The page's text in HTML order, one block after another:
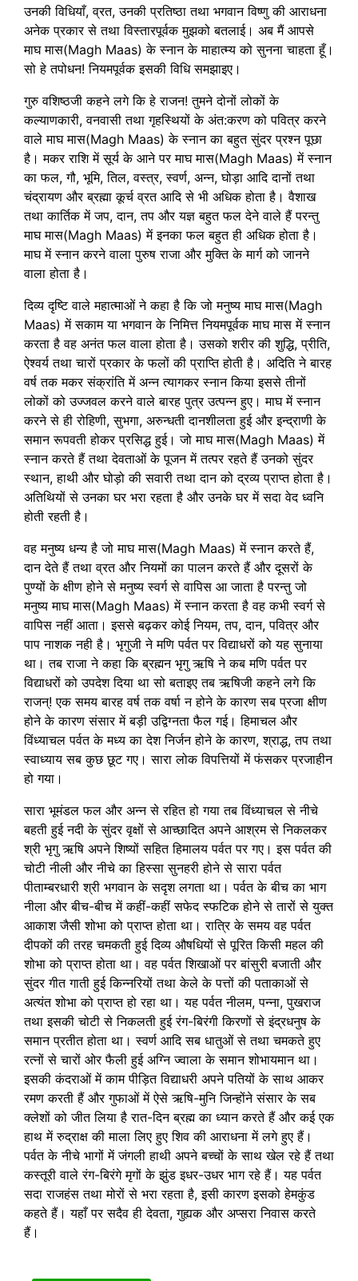
उनकी विधियाँ, व्रत, उनकी प्रतिष्ठा तथा भगवान विष्णु की आराधना
अनेक प्रकार से तथा विस्तारपूर्वक मुझको बतलाई। अब मैं आपसे
माघ मास(Magh Maas) के स्नान के माहात्म्य को सुनना चाहता हूँ।
सो हे तपोधन! नियमपूर्वक इसकी विधि समझाइए।
गुरु वशिष्ठजी कहने लगे कि हे राजन! तुमने दोनों लोकों के
कल्याणकारी, वनवासी तथा गृहस्थियों के अंत:करण को पवित्र करने
वाले माघ मास(Magh Maas) के स्नान का बहुत सुंदर प्रश्न पूछा
है। मकर राशि में सूर्य के आने पर माघ मास(Magh Maas) में स्नान
का फल, गौ, भूमि, तिल, वस्त्र, स्वर्ण, अन्न, घोड़ा आदि दानों तथा
चंद्रायण और ब्रह्मा कूर्च व्रत आदि से भी अधिक होता है। वैशाख
तथा कार्तिक में जप, दान, तप और यज्ञ बहुत फल देने वाले हैं परन्तु
माघ मास(Magh Maas) में इनका फल बहुत ही अधिक होता है।
माघ में स्नान करने वाला पुरुष राजा और मुक्ति के मार्ग को जानने
वाला होता है।
दिव्य दृष्टि वाले महात्माओं ने कहा है कि जो मनुष्य माघ मास(Magh
Maas) में सकाम या भगवान के निमित्त नियमपूर्वक माघ मास में स्नान
करता है वह अनंत फल वाला होता है। उसको शरीर की शुद्धि, प्रीति,
ऐश्वर्य तथा चारों प्रकार के फलों की प्राप्ति होती है। अदिति ने बारह
वर्ष तक मकर संक्रांति में अन्न त्यागकर स्नान किया इससे तीनों
लोकों को उज्जवल करने वाले बारह पुत्र उत्पन्न हुए। माघ में स्नान
करने से ही रोहिणी, सुभगा, अरुन्धती दानशीलता हुई और इन्द्राणी के
समान रूपवती होकर प्रसिद्ध हुई। जो माघ मास(Magh Maas) में
स्नान करते हैं तथा देवताओं के पूजन में तत्पर रहते हैं उनको सुंदर
स्थान, हाथी और घोड़ो की सवारी तथा दान को द्रव्य प्राप्त होता है।
अतिथियों से उनका घर भरा रहता है और उनके घर में सदा वेद ध्वनि
होती रहती है।
वह मनुष्य धन्य है जो माघ मास(Magh Maas) में स्नान करते हैं,
दान देते हैं तथा व्रत और नियमों का पालन करते हैं और दूसरों के
पुण्यों के क्षीण होने से मनुष्य स्वर्ग से वापिस आ जाता है परन्तु जो
मनुष्य माघ मास(Magh Maas) में स्नान करता है वह कभी स्वर्ग से
वापिस नहीं आता। इससे बढ़कर कोई नियम, तप, दान, पवित्र और
पाप नाशक नही है। भृगुजी ने मणि पर्वत पर विद्याधरों को यह सुनाया
था। तब राजा ने कहा कि ब्रह्मन भृगु ऋषि ने कब मणि पर्वत पर
विद्याधरों को उपदेश दिया था सो बताइए तब ऋषिजी कहने लगे कि
राजन्! एक समय बारह वर्ष तक वर्षा न होने के कारण सब प्रजा क्षीण
होने के कारण संसार में बड़ी उद्विग्नता फैल गई। हिमाचल और
विंध्याचल पर्वत के मध्य का देश निर्जन होने के कारण, श्राद्ध, तप तथा
स्वाध्याय सब कुछ छूट गए। सारा लोक विपत्तियों में फंसकर प्रजाहीन
हो गया।
सारा भूमंडल फल और अन्न से रहित हो गया तब विंध्याचल से नीचे
बहती हुई नदी के सुंदर वृक्षों से आच्छादित अपने आश्रम से निकलकर
श्री भृगु ऋषि अपने शिष्यों सहित हिमालय पर्वत पर गए। इस पर्वत की
चोटी नीली और नीचे का हिस्सा सुनहरी होने से सारा पर्वत
पीताम्बरधारी श्री भगवान के सदृश लगता था। पर्वत के बीच का भाग
नीला और बीच-बीच में कहीं-कहीं सफेद स्फटिक होने से तारों से युक्त
आकाश जैसी शोभा को प्राप्त होता था। रात्रि के समय वह पर्वत
दीपकों की तरह चमकती हुई दिव्य औषधियों से पूरित किसी महल की
शोभा को प्राप्त होता था। वह पर्वत शिखाओं पर बांसुरी बजाती और
सुंदर गीत गाती हुई किन्नरियों तथा केले के पत्तों की पताकाओं से
अत्यंत शोभा को प्राप्त हो रहा था। यह पर्वत नीलम, पन्ना, पुखराज
तथा इसकी चोटी से निकलती हुई रंग-बिरंगी किरणों से इंद्रधनुष के
समान प्रतीत होता था। स्वर्ण आदि सब धातुओं से तथा चमकते हुए
रत्नों से चारों ओर फैली हुई अग्नि ज्वाला के समान शोभायमान था।
इसकी कंदराओं में काम पीड़ित विद्याधरी अपने पतियों के साथ आकर
रमण करती हैं और गुफाओं में ऐसे ऋषि-मुनि जिन्होंने संसार के सब
क्लेशों को जीत लिया है रात-दिन ब्रह्म का ध्यान करते हैं और कई एक
हाथ में रुद्राक्ष की माला लिए हुए शिव की आराधना में लगे हुए हैं।
पर्वत के नीचे भागों में जंगली हाथी अपने बच्चों के साथ खेल रहे हैं तथा
कस्तूरी वाले रंग-बिरंगे मृगों के झुंड इधर-उधर भाग रहे हैं। यह पर्वत
सदा राजहंस तथा मोरों से भरा रहता है, इसी कारण इसको हेमकुंड
कहते हैं। यहाँ पर सदैव ही देवता, गुह्यक और अप्सरा निवास करते
हैं।